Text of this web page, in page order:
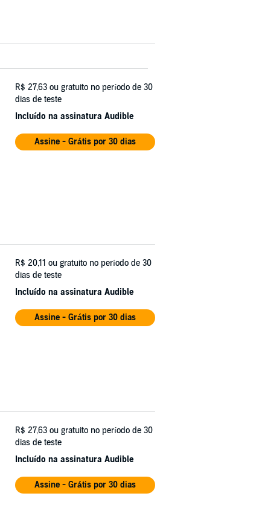
R$ 27,63 ou gratuito no período de 30
dias de teste
Incluído na assinatura Audible
Assine - Grátis por 30 dias
R$ 20,11 ou gratuito no período de 30
dias de teste
Incluído na assinatura Audible
Assine - Grátis por 30 dias
R$ 27,63 ou gratuito no período de 30
dias de teste
Incluído na assinatura Audible
Assine - Grátis por 30 dias